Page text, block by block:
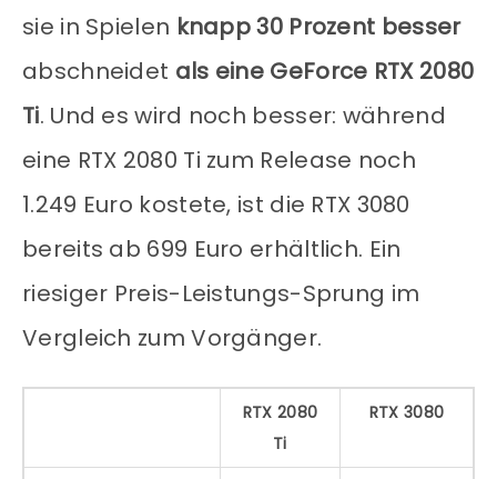
sie in Spielen knapp 30 Prozent besser
abschneidet als eine GeForce RTX 2080
Ti. Und es wird noch besser: während
eine RTX 2080 Ti zum Release noch
1.249 Euro kostete, ist die RTX 3080
bereits ab 699 Euro erhältlich. Ein
riesiger Preis-Leistungs-Sprung im
Vergleich zum Vorgänger.
RTX 2080
Ti
RTX 3080